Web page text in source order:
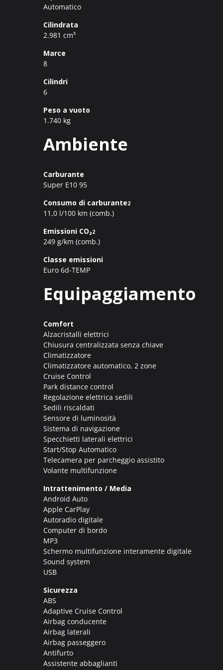
Automatico
Cilindrata
2.981 cm³
Marce
8
Cilindri
6
Peso a vuoto
1.740 kg
Ambiente
Carburante
Super E10 95
Consumo di carburante2
11,0 l/100 km (comb.)
Emissioni CO₂2
249 g/km (comb.)
Classe emissioni
Euro 6d-TEMP
Equipaggiamento
Comfort
Alzacristalli elettrici
Chiusura centralizzata senza chiave
Climatizzatore
Climatizzatore automatico, 2 zone
Cruise Control
Park distance control
Regolazione elettrica sedili
Sedili riscaldati
Sensore di luminosità
Sistema di navigazione
Specchietti laterali elettrici
Start/Stop Automatico
Telecamera per parcheggio assistito
Volante multifunzione
Intrattenimento / Media
Android Auto
Apple CarPlay
Autoradio digitale
Computer di bordo
MP3
Schermo multifunzione interamente digitale
Sound system
USB
Sicurezza
ABS
Adaptive Cruise Control
Airbag conducente
Airbag laterali
Airbag passeggero
Antifurto
Assistente abbaglianti